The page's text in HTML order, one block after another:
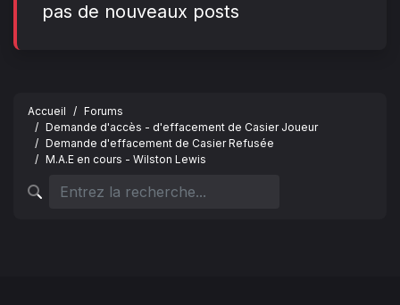
pas de nouveaux posts
Accueil
Forums
Demande d'accès - d'effacement de Casier Joueur
Demande d'effacement de Casier Refusée
M.A.E en cours - Wilston Lewis